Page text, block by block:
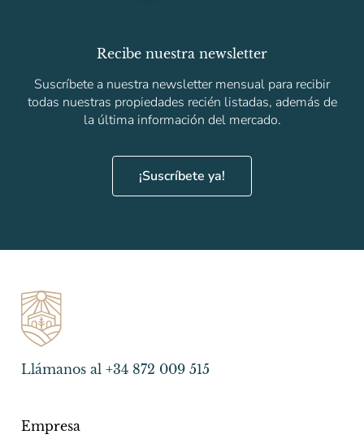
Recibe nuestra newsletter
Suscríbete a nuestra newsletter mensual para recibir
todas nuestras propiedades recién listadas, además de
la última información del mercado.
¡Suscríbete ya!
Llámanos al +34 872 009 515
Empresa